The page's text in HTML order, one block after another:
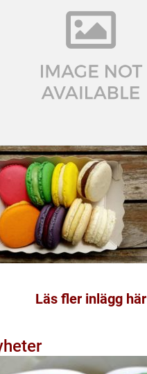
Läs fler inlägg här